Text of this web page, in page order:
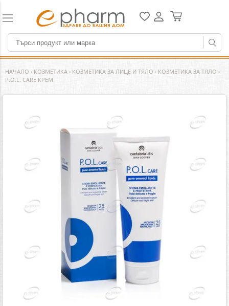
НАЧАЛО › КОЗМЕТИКА › КОЗМЕТИКА ЗА ЛИЦЕ И ТЯЛО › КОЗМЕТИКА ЗА ТЯЛО ›
P.O.L. CARE КРЕМ